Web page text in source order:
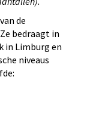
de
bedraagt in
in Limburg en
niveaus